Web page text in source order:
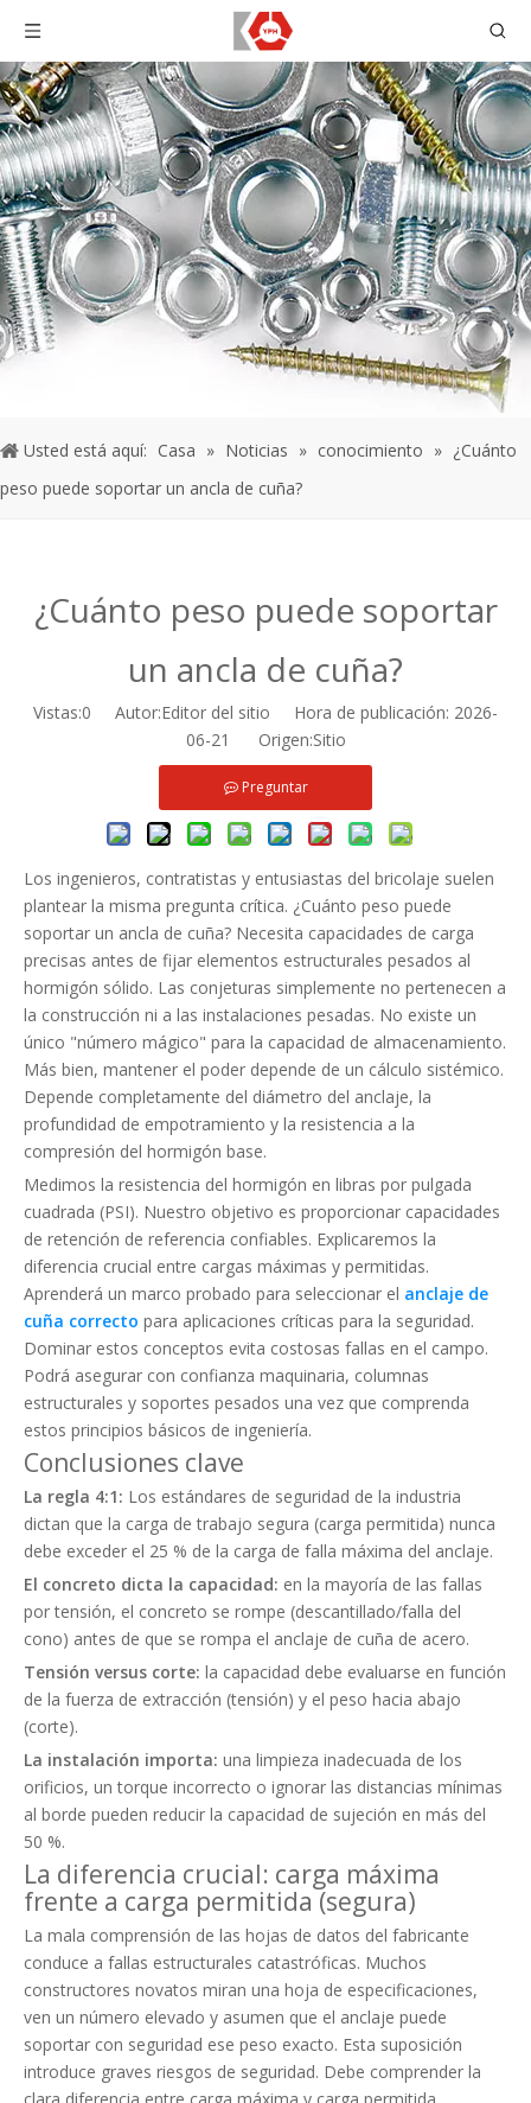
Usted está aquí: Casa » Noticias » conocimiento » ¿Cuánto
peso puede soportar un ancla de cuña?
¿Cuánto peso puede soportar
un ancla de cuña?
Vistas:0 Autor:Editor del sitio Hora de publicación: 2026-
06-21 Origen:Sitio
Preguntar
Los ingenieros, contratistas y entusiastas del bricolaje suelen
plantear la misma pregunta crítica. ¿Cuánto peso puede
soportar un ancla de cuña? Necesita capacidades de carga
precisas antes de fijar elementos estructurales pesados ​​al
hormigón sólido. Las conjeturas simplemente no pertenecen a
la construcción ni a las instalaciones pesadas. No existe un
único "número mágico" para la capacidad de almacenamiento.
Más bien, mantener el poder depende de un cálculo sistémico.
Depende completamente del diámetro del anclaje, la
profundidad de empotramiento y la resistencia a la
compresión del hormigón base.
Medimos la resistencia del hormigón en libras por pulgada
cuadrada (PSI). Nuestro objetivo es proporcionar capacidades
de retención de referencia confiables. Explicaremos la
diferencia crucial entre cargas máximas y permitidas.
Aprenderá un marco probado para seleccionar el anclaje de
cuña correcto para aplicaciones críticas para la seguridad.
Dominar estos conceptos evita costosas fallas en el campo.
Podrá asegurar con confianza maquinaria, columnas
estructurales y soportes pesados ​​una vez que comprenda
estos principios básicos de ingeniería.
Conclusiones clave
La regla 4:1: Los estándares de seguridad de la industria
dictan que la carga de trabajo segura (carga permitida) nunca
debe exceder el 25 % de la carga de falla máxima del anclaje.
El concreto dicta la capacidad: en la mayoría de las fallas
por tensión, el concreto se rompe (descantillado/falla del
cono) antes de que se rompa el anclaje de cuña de acero.
Tensión versus corte: la capacidad debe evaluarse en función
de la fuerza de extracción (tensión) y el peso hacia abajo
(corte).
La instalación importa: una limpieza inadecuada de los
orificios, un torque incorrecto o ignorar las distancias mínimas
al borde pueden reducir la capacidad de sujeción en más del
50 %.
La diferencia crucial: carga máxima
frente a carga permitida (segura)
La mala comprensión de las hojas de datos del fabricante
conduce a fallas estructurales catastróficas. Muchos
constructores novatos miran una hoja de especificaciones,
ven un número elevado y asumen que el anclaje puede
soportar con seguridad ese peso exacto. Esta suposición
introduce graves riesgos de seguridad. Debe comprender la